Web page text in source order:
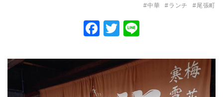
中華 ランチ 尾張町
Facebook
Twitter